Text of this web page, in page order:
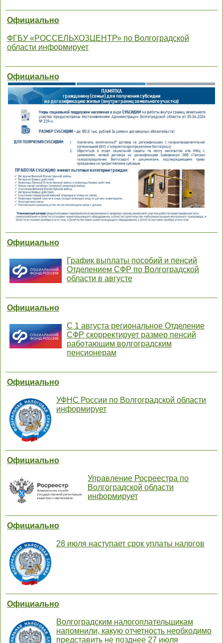
Официально
ФГБУ «РОССЕЛЬХОЗЦЕНТР» по Волгоградской
области информирует
Официально
Официально
График выплаты пособий и пенсий
Отделением СФР по Волгоградской
области в августе
Официально
С 1 августа региональное Отделение
СФР скорректирует размер пенсий
работающим волгоградским
пенсионерам
Официально
УФНС России по Волгоградской области
информирует
Официально
Управление Росреестра по
Волгоградской области
информирует
Официально
28 июля наступает срок уплаты налогов
Официально
Волгоградским налогоплательщикам
напомнили, какую отчетность необходимо
представить не позднее 27 июля